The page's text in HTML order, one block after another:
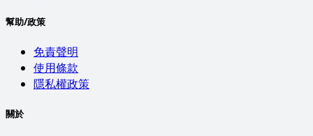
幫助/政策
免責聲明
使用條款
隱私權政策
關於